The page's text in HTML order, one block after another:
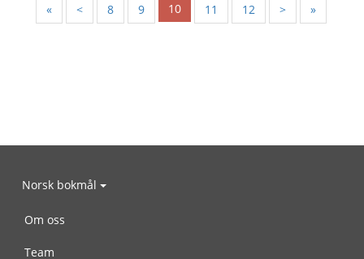
« < 8 9 10 11 12 > »
Norsk bokmål
Om oss
Team